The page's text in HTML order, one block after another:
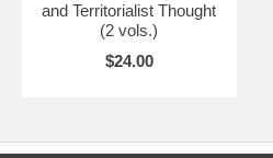
and Territorialist Thought
(2 vols.)
$24.00